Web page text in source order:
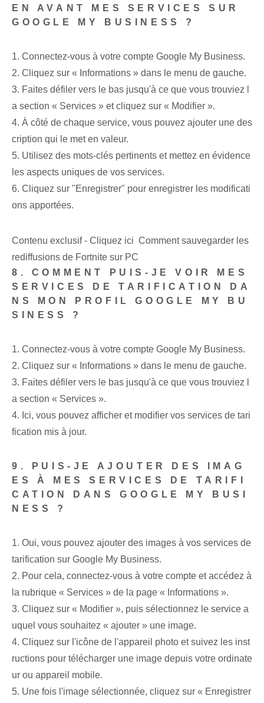
EN AVANT MES SERVICES SUR⁤
GOOGLE MY BUSINESS ?
1. Connectez-vous à votre compte Google My Business.
2. Cliquez sur « Informations » dans le menu de gauche.
3. ⁢Faites défiler vers le bas jusqu'à ce que vous trouviez l
a section « Services » et cliquez sur « Modifier ».
4. À côté de chaque service, vous pouvez ajouter une des
cription qui le met en valeur.
5.⁤ Utilisez des mots-clés ⁢pertinents et‍ mettez en évidence
les aspects uniques de vos⁣ services.
6. Cliquez sur "Enregistrer" pour enregistrer les modificati
ons apportées.
Contenu exclusif - Cliquez ici Comment sauvegarder les
rediffusions de Fortnite sur PC
8. COMMENT PUIS-JE VOIR MES
SERVICES DE TARIFICATION DA
NS MON PROFIL GOOGLE MY BU
SINESS ?
1. Connectez-vous à votre compte Google My Business.
2. Cliquez sur « Informations » dans le menu de gauche.
3. Faites défiler vers le bas jusqu'à ce que vous trouviez l
a section « Services ».
4.‍ Ici, vous pouvez afficher et modifier vos services de tari
fication mis à jour.
9. PUIS-JE AJOUTER DES IMAG
ES À MES SERVICES DE TARIFI
CATION DANS GOOGLE MY BUSI
NESS ?
1. Oui, vous pouvez ajouter des images à vos services de
tarification sur Google My Business.
2.⁤ Pour cela,⁤ connectez-vous à votre compte et accédez à
la rubrique « Services » de la page « Informations ».
3. Cliquez sur « Modifier », puis sélectionnez le service a
uquel vous souhaitez « ajouter » une image.
4. Cliquez sur l'icône de l'appareil photo et suivez les inst
ructions pour télécharger une image depuis votre ordinate
ur ou appareil mobile.
5. Une fois l'image sélectionnée, cliquez sur « Enregistrer